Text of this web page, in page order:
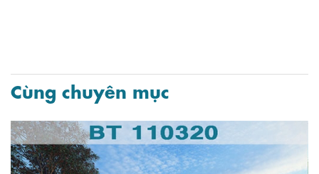
Cùng chuyên mục